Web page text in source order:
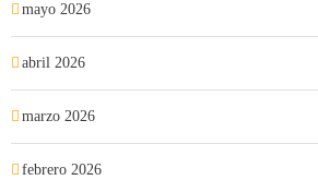
mayo 2026
abril 2026
marzo 2026
febrero 2026